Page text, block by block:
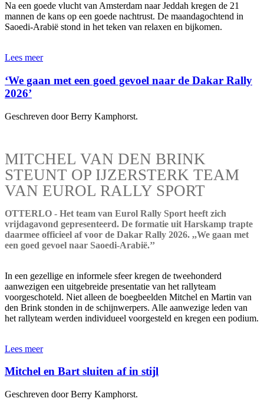
Na een goede vlucht van Amsterdam naar Jeddah kregen de 21
mannen de kans op een goede nachtrust. De maandagochtend in
Saoedi-Arabië stond in het teken van relaxen en bijkomen.
Lees meer
‘We gaan met een goed gevoel naar de Dakar Rally
2026’
Geschreven door Berry Kamphorst.
MITCHEL VAN DEN BRINK
STEUNT OP IJZERSTERK TEAM
VAN EUROL RALLY SPORT
OTTERLO - Het team van Eurol Rally Sport heeft zich
vrijdagavond gepresenteerd. De formatie uit Harskamp trapte
daarmee officieel af voor de Dakar Rally 2026. ,,We gaan met
een goed gevoel naar Saoedi-Arabië.’’
In een gezellige en informele sfeer kregen de tweehonderd
aanwezigen een uitgebreide presentatie van het rallyteam
voorgeschoteld. Niet alleen de boegbeelden Mitchel en Martin van
den Brink stonden in de schijnwerpers. Alle aanwezige leden van
het rallyteam werden individueel voorgesteld en kregen een podium.
Lees meer
Mitchel en Bart sluiten af in stijl
Geschreven door Berry Kamphorst.